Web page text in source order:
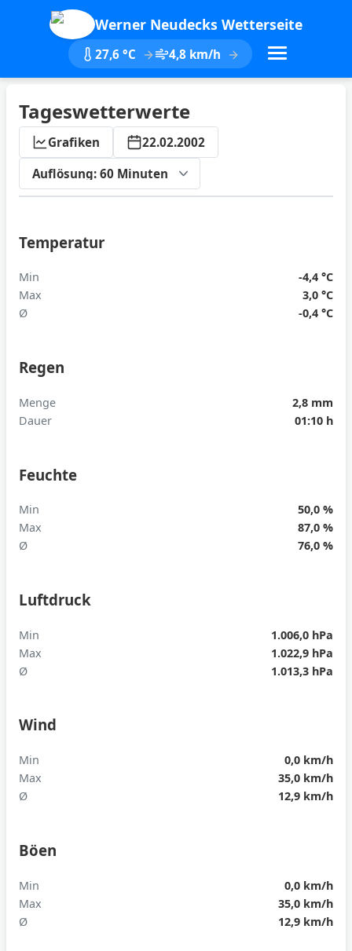
Werner Neudecks Wetterseite
27,6 °C 4,8 km/h
Tageswetterwerte
Grafiken
22.02.2002
Temperatur
Min
-4,4 °C
Max
3,0 °C
Ø
-0,4 °C
Regen
Menge
2,8 mm
Dauer
01:10 h
Feuchte
Min
50,0 %
Max
87,0 %
Ø
76,0 %
Luftdruck
Min
1.006,0 hPa
Max
1.022,9 hPa
Ø
1.013,3 hPa
Wind
Min
0,0 km/h
Max
35,0 km/h
Ø
12,9 km/h
Böen
Min
0,0 km/h
Max
35,0 km/h
Ø
12,9 km/h